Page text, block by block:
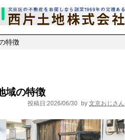
特徴
域の特徴
投稿日:2026/06/30 by 文京おじさん